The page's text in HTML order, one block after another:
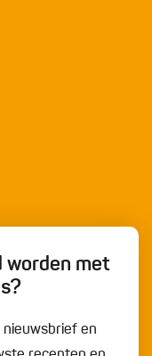
worden met
nieuwsbrief en